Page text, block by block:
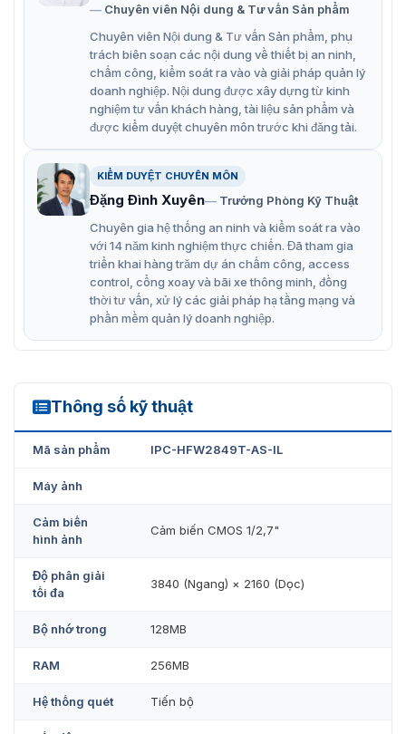
ROI, SMART H.264+/H.265+, mã hóa linh hoạt, áp
dụng cho nhiều môi trường băng thông và lưu trữ
khác nhau.
Chế độ xoay, WDR, 3D NR, HLC, BLC, hình mờ kỹ thuật
số, áp dụng cho nhiều cảnh giám sát khác nhau.
năng hỗ trợ phân loại và phát hiện chính xác xe và
người).
Phát hiện bất thường: Phát hiện chuyển động, giả
mạo video, phát hiện âm thanh, không có thẻ SD, thẻ
SD đầy, lỗi thẻ SD, ngắt kết nối mạng, xung đột IP,
truy cập bất hợp pháp và phát hiện điện áp.
Báo động: 1 vào, 1 ra; âm thanh: 1 vào, 1 ra; hỗ trợ tối
đa thẻ Micro SD 256G; MIC tích hợp.
Bảo vệ IP67, IK10 (tùy chọn).
SMD cộng thêm.
Chuyên viên Nội dung & Tư vấn Sản phẩm
Chuyên viên Nội dung & Tư vấn Sản phẩm, phụ
trách biên soạn các nội dung về thiết bị an ninh,
chấm công, kiểm soát ra vào và giải pháp quản lý
doanh nghiệp. Nội dung được xây dựng từ kinh
nghiệm tư vấn khách hàng, tài liệu sản phẩm và
được kiểm duyệt chuyên môn trước khi đăng tải.
KIỂM DUYỆT CHUYÊN MÔN
Đặng Đình Xuyên
Trưởng Phòng Kỹ Thuật
Chuyên gia hệ thống an ninh và kiểm soát ra vào
với 14 năm kinh nghiệm thực chiến. Đã tham gia
triển khai hàng trăm dự án chấm công, access
control, cổng xoay và bãi xe thông minh, đồng
thời tư vấn, xử lý các giải pháp hạ tầng mạng và
phần mềm quản lý doanh nghiệp.
Thông số kỹ thuật
IPC-HFW2849T-AS-IL
Mã sản phẩm IPC-HFW2849T-AS-IL
Máy ảnh
Cảm biến
hình ảnh
Cảm biến CMOS 1/2,7"
Độ phân giải
tối đa
3840 (Ngang) × 2160 (Dọc)
Bộ nhớ trong 128MB
RAM 256MB
Hệ thống quét Tiến bộ